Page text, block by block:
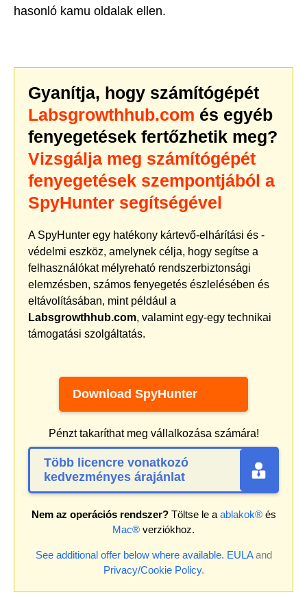
hasonló kamu oldalak ellen.
Gyanítja, hogy számítógépét
Labsgrowthhub.com és egyéb
fenyegetések fertőzhetik meg?
Vizsgálja meg számítógépét
fenyegetések szempontjából a
SpyHunter segítségével
A SpyHunter egy hatékony kártevő-elhárítási és -
védelmi eszköz, amelynek célja, hogy segítse a
felhasználókat mélyreható rendszerbiztonsági
elemzésben, számos fenyegetés észlelésében és
eltávolításában, mint például a
Labsgrowthhub.com, valamint egy-egy technikai
támogatási szolgáltatás.
Download SpyHunter
Pénzt takaríthat meg vállalkozása számára!
Több licencre vonatkozó
kedvezményes árajánlat
Nem az operációs rendszer?Töltse le a ablakok®és
Mac® verziókhoz.
See additional offer below where available. EULAand
Privacy/Cookie Policy.